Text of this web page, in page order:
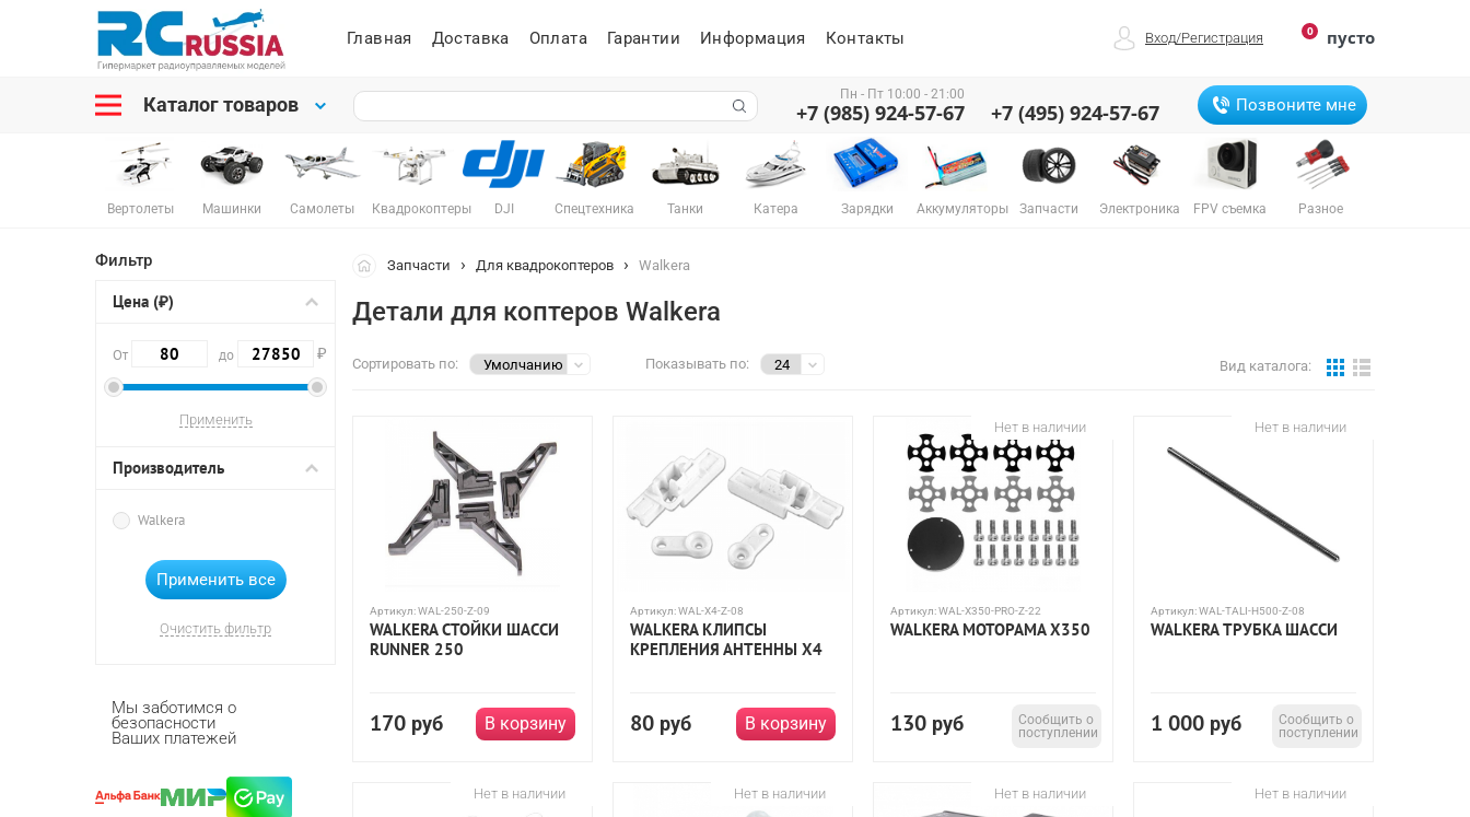
0 пусто
Вход/Регистрация
Главная Доставка Оплата Гарантии Информация Контакты
Каталог товаров Пн - Пт 10:00 - 21:00
+7 (985) 924-57-67 +7 (495) 924-57-67 Позвоните мне
Вертолеты Машинки Самолеты Квадрокоптеры DJI Спецтехника Танки Катера Зарядки Аккумуляторы Запчасти Электроника FPV съемка Разное
Фильтр
Цена (₽)
От до ₽
Производитель
Walkera
Очистить фильтр
Мы заботимся о
безопасности
Ваших платежей
Запчасти Для квадрокоптеров Walkera
Детали для коптеров Walkera
Вид каталога:
Сортировать по: Показывать по:
Артикул:WAL-250-Z-09
WALKERA СТОЙКИ ШАССИ
RUNNER 250
170 руб В корзину
Артикул:WAL-X4-Z-08
WALKERA КЛИПСЫ
КРЕПЛЕНИЯ АНТЕННЫ X4
80 руб В корзину
Нет в наличии
Артикул:WAL-X350-PRO-Z-22
WALKERA МОТОРАМА X350
130 руб
Сообщить о
поступлении
Нет в наличии
Артикул:WAL-TALI-H500-Z-08
WALKERA ТРУБКА ШАССИ
1 000 руб
Сообщить о
поступлении
Нет в наличии Нет в наличии Нет в наличии Нет в наличии